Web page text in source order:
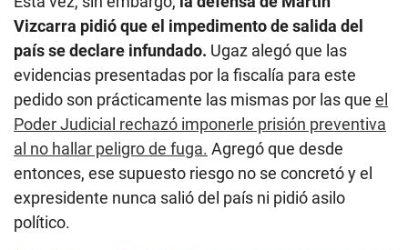
Vizcarra pidió que el impedimento de salida del
país se declare infundado. Ugaz alegó que las
evidencias presentadas por la fiscalía para este
pedido son prácticamente las mismas por las que el
Poder Judicial rechazó imponerle prisión preventiva
al no hallar peligro de fuga. Agregó que desde
entonces, ese supuesto riesgo no se concretó y el
expresidente nunca salió del país ni pidió asilo
político.